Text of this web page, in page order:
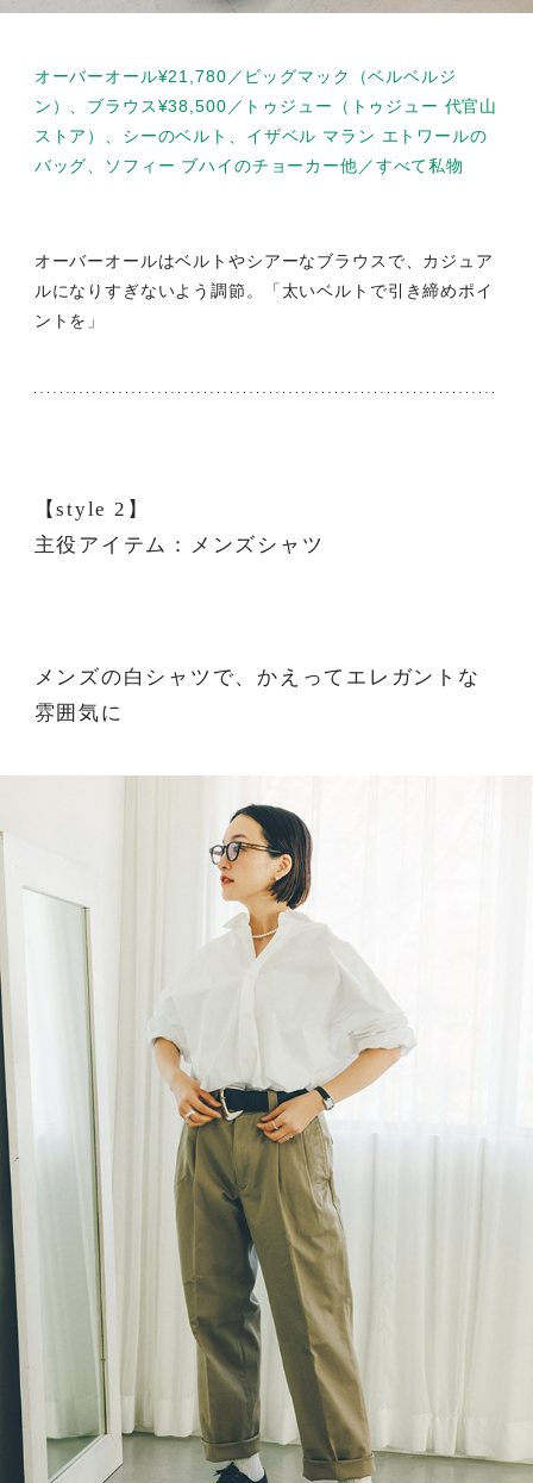
オーバーオール¥21,780／ビッグマック（ベルベルジ
ン）、ブラウス¥38,500／トゥジュー（トゥジュー 代官山
ストア）、シーのベルト、イザベル マラン エトワールの
バッグ、ソフィー ブハイのチョーカー他／すべて私物
オーバーオールはベルトやシアーなブラウスで、カジュア
ルになりすぎないよう調節。「太いベルトで引き締めポイ
ントを」
【style 2】
主役アイテム：メンズシャツ
メンズの白シャツで、かえってエレガントな
雰囲気に